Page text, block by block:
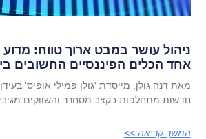
ניהול עושר במבט ארוך טווח:
אחד הכלים הפיננסיים החשובים
מאת דנה גולן, מייסדת 'גולן פמילי אופיס'
חדשות מתחלפות בקצב מסחרר והשווקים
המשך קריאה >>